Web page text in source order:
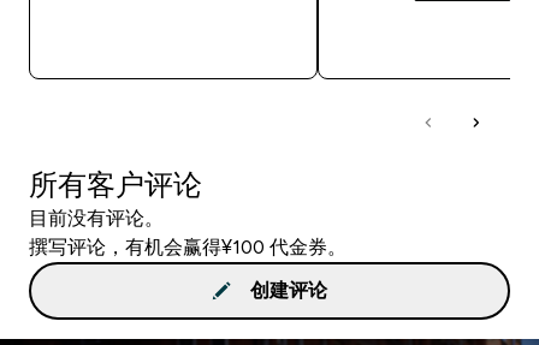
所有客户评论
目前没有评论。
撰写评论，有机会赢得¥100 代金券。
创建评论